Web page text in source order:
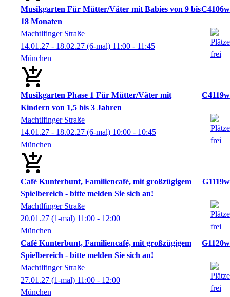
Musikgarten Für Mütter/Väter mit Babies von 9 bis
18 Monaten
C4106w
Machtlfinger Straße
14.01.27 - 18.02.27 (6-mal) 11:00 - 11:45
München
Musikgarten Phase 1 Für Mütter/Väter mit
Kindern von 1,5 bis 3 Jahren
C4119w
Machtlfinger Straße
14.01.27 - 18.02.27 (6-mal) 10:00 - 10:45
München
Café Kunterbunt, Familiencafé, mit großzügigem
Spielbereich - bitte melden Sie sich an!
G1119w
Machtlfinger Straße
20.01.27 (1-mal) 11:00 - 12:00
München
Café Kunterbunt, Familiencafé, mit großzügigem
Spielbereich - bitte melden Sie sich an!
G1120w
Machtlfinger Straße
27.01.27 (1-mal) 11:00 - 12:00
München